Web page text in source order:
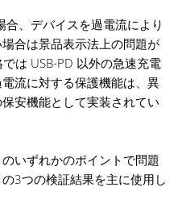
、デバイスを過電流により
合は景品表示法上の問題が
は USB-PD 以外の急速充電
流に対する保護機能は、異
安機能として実装されてい
いずれかのポイントで問題
3つの検証結果を主に使用し